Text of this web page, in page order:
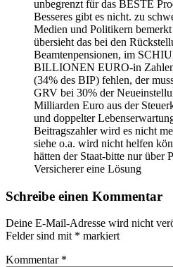
unbegrenzt für das BESTE
Besseres gibt es nicht. zu
Medien und Politikern
übersieht das bei den
Beamtenpensionen, im
BILLIONEN EURO-in
(34% des BIP) fehlen, der
GRV bei 30% der
Milliarden Euro aus der
und doppelter
Beitragszahler wird es nicht
siehe o.a. wird nicht helfen
hätten der Staat-bitte nur über
Versicherer eine Lösung
Schreibe einen Kommentar
Deine E-Mail-Adresse wird nicht
Felder sind mit * markiert
Kommentar *